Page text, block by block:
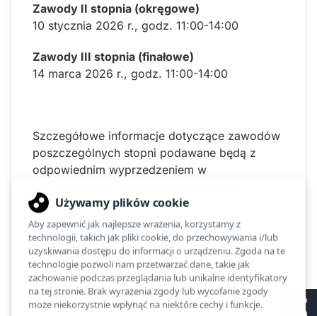
Zawody II stopnia (okręgowe)
10 stycznia 2026 r., godz. 11:00-14:00
Zawody III stopnia (finałowe)
14 marca 2026 r., godz. 11:00-14:00
Szczegółowe informacje dotyczące zawodów
poszczególnych stopni podawane będą z
odpowiednim wyprzedzeniem w
olimpiady.
Szkolny koordynator
Ewa Sadowska
Kliknięć: 953
II LO